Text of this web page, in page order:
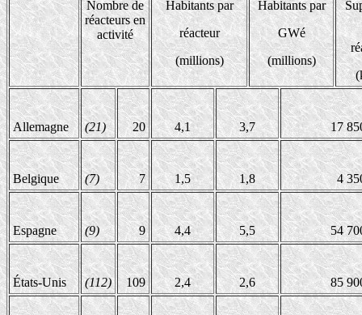
Nombre de
réacteurs en
activité
Habitants par
réacteur
(millions)
Habitants par
GWé
(millions)
Allemagne (21) 20 4,1 3,7 17
Belgique (7) 7 1,5 1,8 4
Espagne (9) 9 4,4 5,5 54
États-Unis (112) 109 2,4 2,6 85